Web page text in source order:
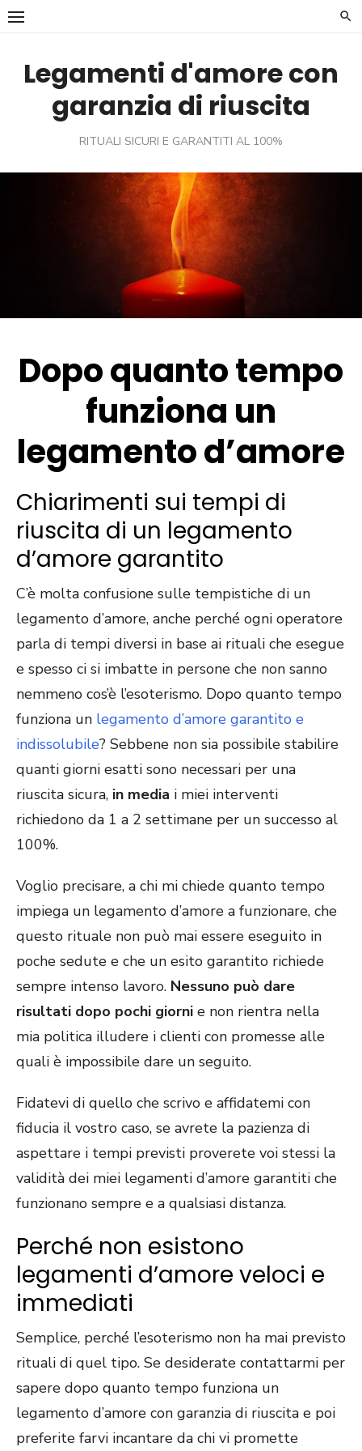
Skip
Legamenti d'amore con
garanzia di riuscita
RITUALI SICURI E GARANTITI AL 100%
Dopo quanto tempo
funziona un
legamento d’amore
Chiarimenti sui tempi di
riuscita di un legamento
d’amore garantito
C’è molta confusione sulle tempistiche di un
legamento d’amore, anche perché ogni operatore
parla di tempi diversi in base ai rituali che esegue
e spesso ci si imbatte in persone che non sanno
nemmeno cos’è l’esoterismo. Dopo quanto tempo
funziona un legamento d’amore garantito e
indissolubile? Sebbene non sia possibile stabilire
quanti giorni esatti sono necessari per una
riuscita sicura, in media i miei interventi
richiedono da 1 a 2 settimane per un successo al
100%.
Voglio precisare, a chi mi chiede quanto tempo
impiega un legamento d’amore a funzionare, che
questo rituale non può mai essere eseguito in
poche sedute e che un esito garantito richiede
sempre intenso lavoro. Nessuno può dare
risultati dopo pochi giorni e non rientra nella
mia politica illudere i clienti con promesse alle
quali è impossibile dare un seguito.
Fidatevi di quello che scrivo e affidatemi con
fiducia il vostro caso, se avrete la pazienza di
aspettare i tempi previsti proverete voi stessi la
validità dei miei legamenti d’amore garantiti che
funzionano sempre e a qualsiasi distanza.
Perché non esistono
legamenti d’amore veloci e
immediati
Semplice, perché l’esoterismo non ha mai previsto
rituali di quel tipo. Se desiderate contattarmi per
sapere dopo quanto tempo funziona un
legamento d’amore con garanzia di riuscita e poi
preferite farvi incantare da chi vi promette